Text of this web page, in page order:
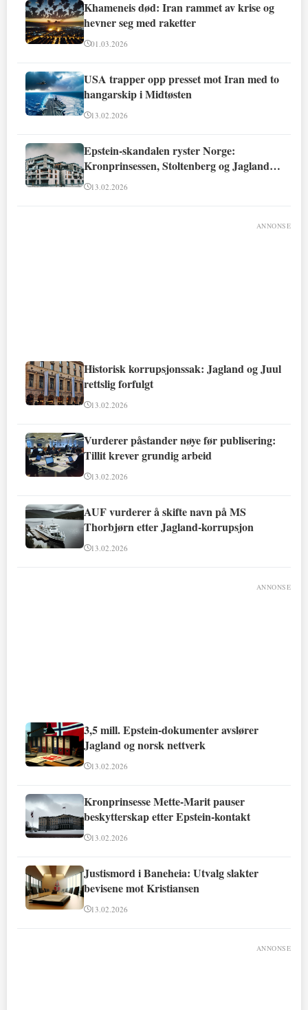
Khameneis død: Iran rammet av krise og
hevner seg med raketter
01.03.2026
USA trapper opp presset mot Iran med to
hangarskip i Midtøsten
13.02.2026
Epstein-skandalen ryster Norge:
Kronprinsessen, Stoltenberg og Jagland
involvert
13.02.2026
ANNONSE
Historisk korrupsjonssak: Jagland og Juul
rettslig forfulgt
13.02.2026
Vurderer påstander nøye før publisering:
Tillit krever grundig arbeid
13.02.2026
AUF vurderer å skifte navn på MS
Thorbjørn etter Jagland-korrupsjon
13.02.2026
ANNONSE
3,5 mill. Epstein-dokumenter avslører
Jagland og norsk nettverk
13.02.2026
Kronprinsesse Mette-Marit pauser
beskytterskap etter Epstein-kontakt
13.02.2026
Justismord i Baneheia: Utvalg slakter
bevisene mot Kristiansen
13.02.2026
ANNONSE